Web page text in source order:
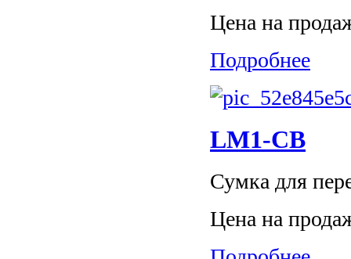
Цена на
Подробнее
LM1-CB
Сумка для
Цена на